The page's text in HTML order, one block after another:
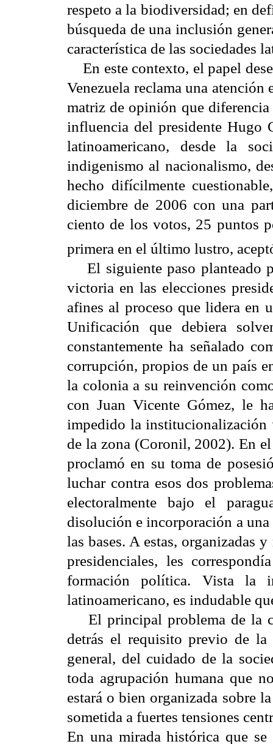
respeto a la biodiversidad; en
búsqueda de una inclusión
característica de las sociedades
En este contexto, el papel
Venezuela reclama una atención
matriz de opinión que
influencia del presidente Hugo
latinoamericano, desde la
indigenismo al nacionalismo,
hecho difícilmente
diciembre de 2006 con una
ciento de los votos, 25 puntos
primera en el último lustro,
El siguiente paso planteado
victoria en las elecciones
afines al proceso que lidera en
Unificación que debiera
constantemente ha señalado
corrupción, propios de un país
la colonia a su reinvención
con Juan Vicente Gómez, le
impedido la institucionalización
de la zona (Coronil, 2002). En
proclamó en su toma de
luchar contra esos dos
electoralmente bajo el
disolución e incorporación a
las bases. A estas, organizadas
presidenciales, les
formación política. Vista la
latinoamericano, es indudable
El principal problema de la
detrás el requisito previo de la
general, del cuidado de la
toda agrupación humana que
estará o bien organizada sobre
sometida a fuertes tensiones
En una mirada histórica que